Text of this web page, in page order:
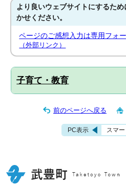
より良いウェブサイトにするた
かせください。
ページのご感想入力は専用フォ
（外部リンク）
子育て・教育
前のページへ戻る
PC表示 スマ